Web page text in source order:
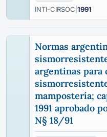
INTI-CIRSOC 1991
Normas
argentinas para
mampostería;
1991 aprobado
N§ 18/91